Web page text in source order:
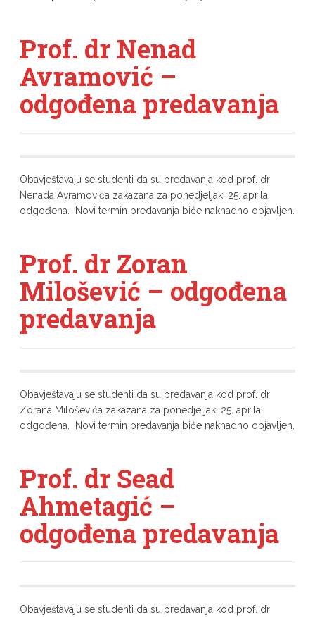
Prof. dr Nenad
Avramović –
odgođena predavanja
Obavještavaju se studenti da su predavanja kod prof. dr
Nenada Avramovića zakazana za ponedjeljak, 25. aprila
odgođena. Novi termin predavanja biće naknadno objavljen.
Prof. dr Zoran
Milošević – odgođena
predavanja
Obavještavaju se studenti da su predavanja kod prof. dr
Zorana Miloševića zakazana za ponedjeljak, 25. aprila
odgođena. Novi termin predavanja biće naknadno objavljen.
Prof. dr Sead
Ahmetagić –
odgođena predavanja
Obavještavaju se studenti da su predavanja kod prof. dr